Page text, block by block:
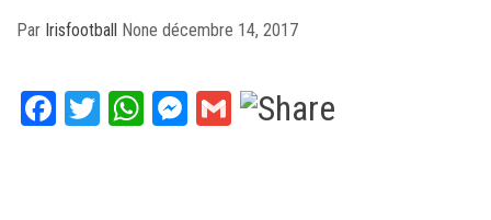
Par Irisfootball None décembre 14, 2017
Facebook
TwitterWhatsApp
Messenger
Gmail